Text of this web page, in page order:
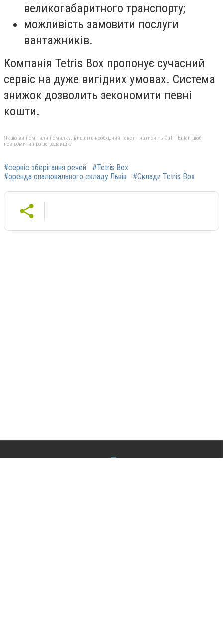
великогабаритного транспорту;
можливість замовити послуги
вантажників.
Компанія Tetris Box пропонує сучасний
сервіс на дуже вигідних умовах. Система
знижок дозволить зекономити певні
кошти.
Якщо ви помітили помилку, виділіть необхідний текст і натисніть Ctrl + Enter, щоб
повідомити про це редакцію
#сервіс зберігання речей
#Tetris Box
#оренда опалювального складу Львів
#Склади Tetris Box